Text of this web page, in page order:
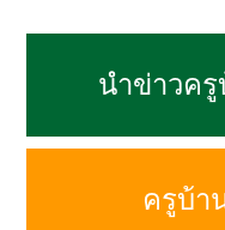
นำข่าวค
ครูบ้า